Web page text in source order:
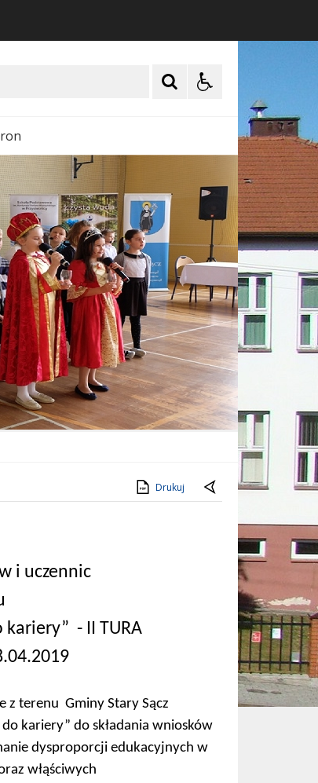
Drukuj
i uczennic
kariery” - II TURA
z terenu Gminy Stary Sącz
kariery” do składania wniosków
dysproporcji edukacyjnych w
włąściwych